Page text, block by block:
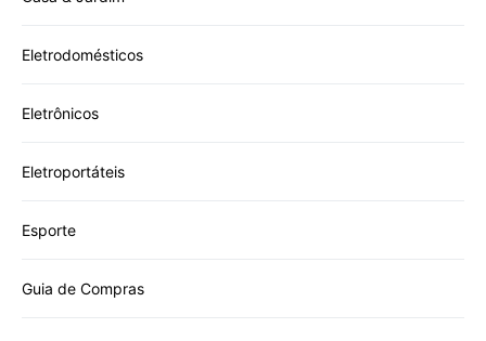
Eletrodomésticos
Eletrônicos
Eletroportáteis
Esporte
Guia de Compras